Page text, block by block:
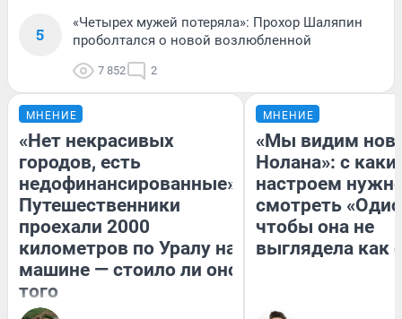
5
«Четырех мужей потеряла»: Прохор Шаляпин
проболтался о новой возлюбленной
7 852 2
МНЕНИЕ
«Нет некрасивых
городов, есть
недофинансированные».
Путешественники
проехали 2000
километров по Уралу на
машине — стоило ли оно
того
МНЕНИЕ
«Мы видим
Нолана»: с
настроем
смотреть
чтобы она не
выглядела как